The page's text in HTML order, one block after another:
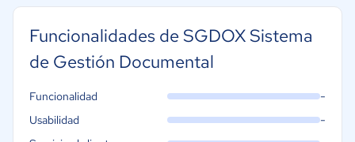
Funcionalidades de SGDOX Sistema
de Gestión Documental
Funcionalidad -
Usabilidad -